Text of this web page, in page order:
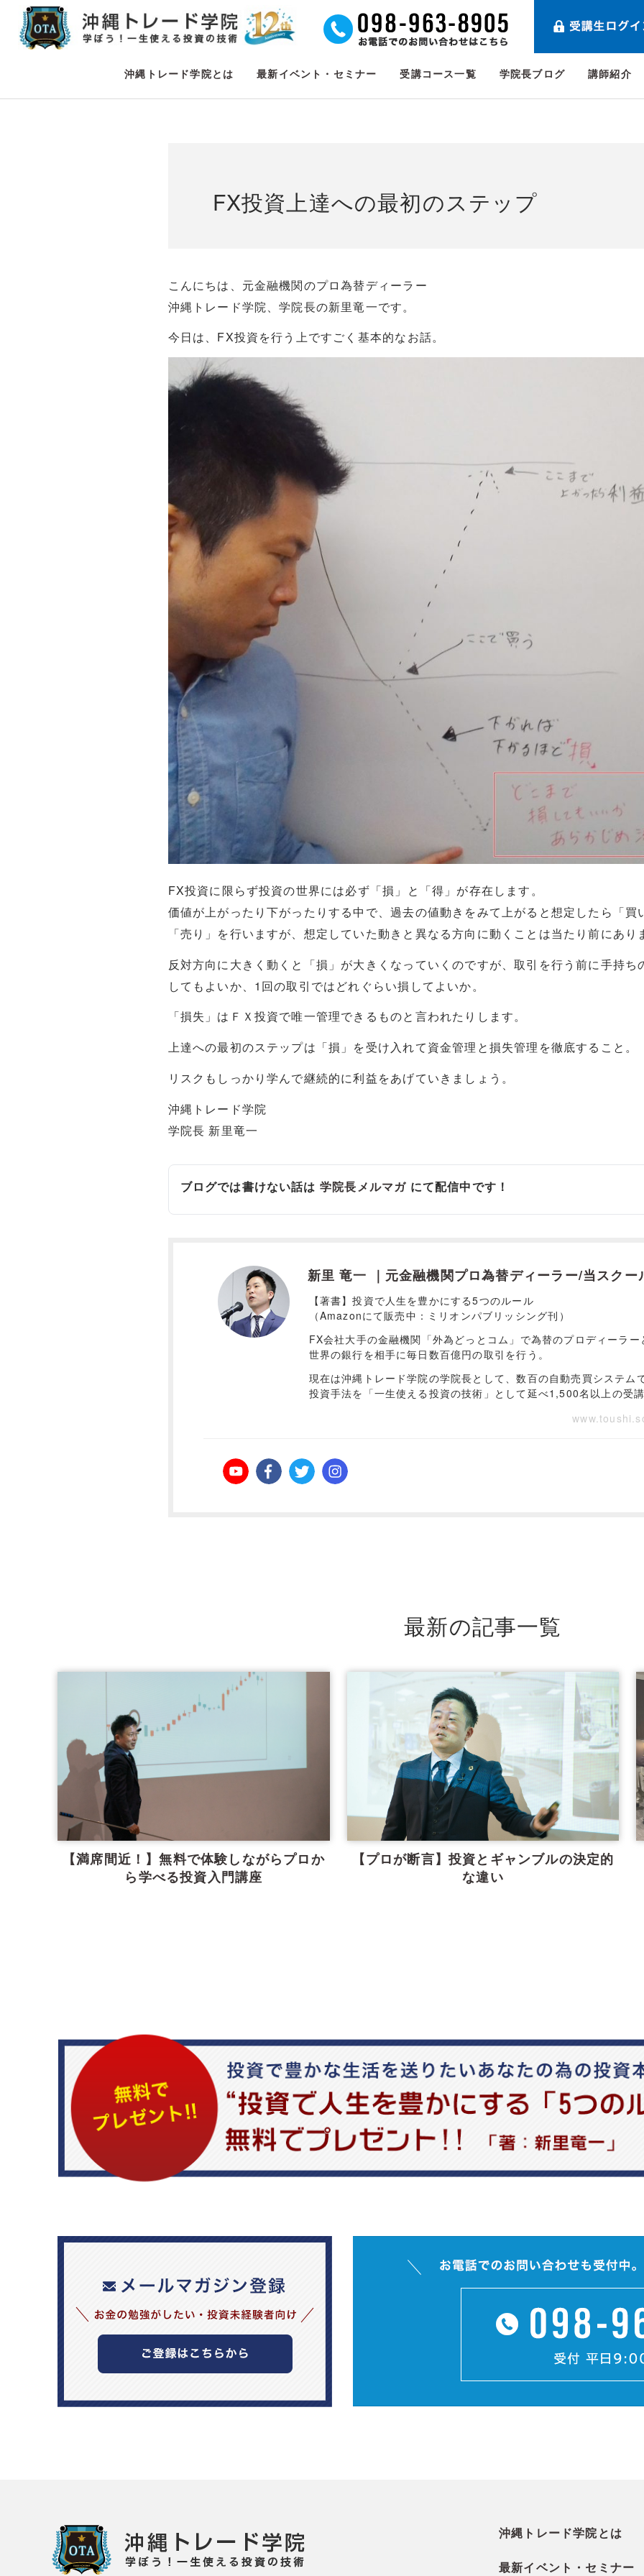
沖縄トレード学院とは 最新イベント・セミナー 受講コース一覧 学院長ブログ 講師紹介
FX投資上達への最初のステップ
こんにちは、元金融機関のプロ為替ディーラー
沖縄トレード学院、学院長の新里竜一です。
今日は、FX投資を行う上ですごく基本的なお話。
FX投資に限らず投資の世界には必ず「損」と「得」が存在します。
価値が上がったり下がったりする中で、過去の値動きをみて上がると想定したら「買
「売り」を行いますが、想定していた動きと異なる方向に動くことは当たり前にあり
反対方向に大きく動くと「損」が大きくなっていくのですが、取引を行う前に手持
してもよいか、1回の取引ではどれぐらい損してよいか。
「損失」はＦＸ投資で唯一管理できるものと言われたりします。
上達への最初のステップは「損」を受け入れて資金管理と損失管理を徹底すること。
リスクもしっかり学んで継続的に利益をあげていきましょう。
沖縄トレード学院
学院長 新里竜一
ブログでは書けない話は 学院長メルマガ にて配信中です！
新里 竜一 ｜元金融機関プロ為替ディーラー/当スクー
【著書】投資で人生を豊かにする5つのルール
（Amazonにて販売中：ミリオンパブリッシング刊）
FX会社大手の金融機関「外為どっとコム」で為替のプロディーラ
世界の銀行を相手に毎日数百億円の取引を行う。
現在は沖縄トレード学院の学院長として、数百の自動売買システム
投資手法を「一生使える投資の技術」として延べ1,500名以上の受
最新の記事一覧
【満席間近！】無料で体験しながらプロか
ら学べる投資入門講座
【プロが断言】投資とギャンブルの決定的
な違い
沖縄トレード学院とは
最新イベント・セミナー